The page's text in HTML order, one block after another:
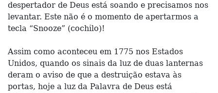
despertador de Deus está soando e precisamos nos
levantar. Este não é o momento de apertarmos a
tecla “Snooze” (cochilo)!
Assim como aconteceu em 1775 nos Estados
Unidos, quando os sinais da luz de duas lanternas
deram o aviso de que a destruição estava às
portas, hoje a luz da Palavra de Deus está